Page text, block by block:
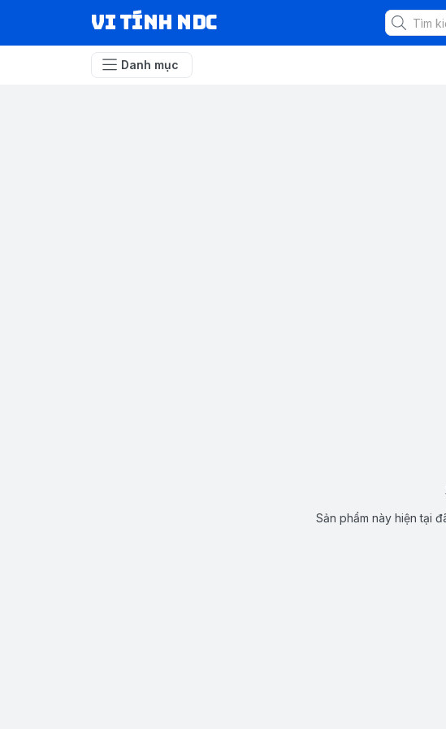
VI TÍNH NDC
Danh mục
Sản phẩm này hiện tại